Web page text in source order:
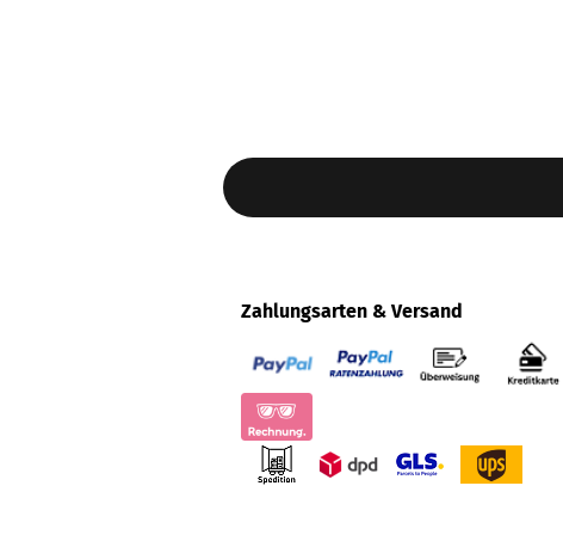
Zahlungsarten & Versand